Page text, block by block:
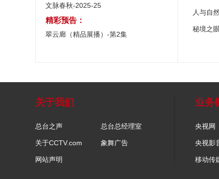
文脉春秋-2025-25
精彩预告：
翠云廊（精品展播）-第2集
人与自
秘境之
关于我们
总台之声 总台总经理室
关于CCTV.com 象舞广告
网站声明
业务
央视网
央视影
移动传